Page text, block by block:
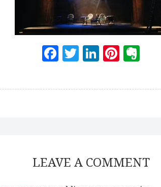
Facebook
Twitter
LinkedIn
LEAVE A COMMENT